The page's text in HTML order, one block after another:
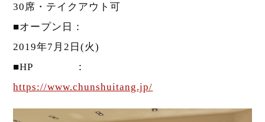
30席・テイクアウト可
■オープン日：
2019年7月2日(火)
■HP ：
https://www.chunshuitang.jp/